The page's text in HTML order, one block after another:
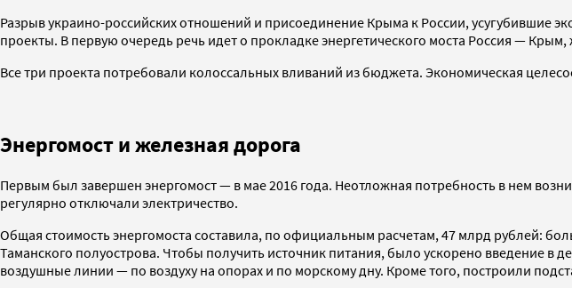
Разрыв украино-российских отношений и присоединение Крыма к России, усугубившие
проекты. В первую очередь речь идет о прокладке энергетического моста Россия —
Все три проекта потребовали колоссальных вливаний из бюджета. Экономическая
Энергомост и железная дорога
Первым был завершен энергомост — в мае 2016 года. Неотложная потребность в нем
регулярно отключали электричество.
Общая стоимость энергомоста составила, по официальным расчетам, 47 млрд рублей:
Таманского полуострова. Чтобы получить источник питания, было ускорено введение
воздушные линии — по воздуху на опорах и по морскому дну. Кроме того, построили